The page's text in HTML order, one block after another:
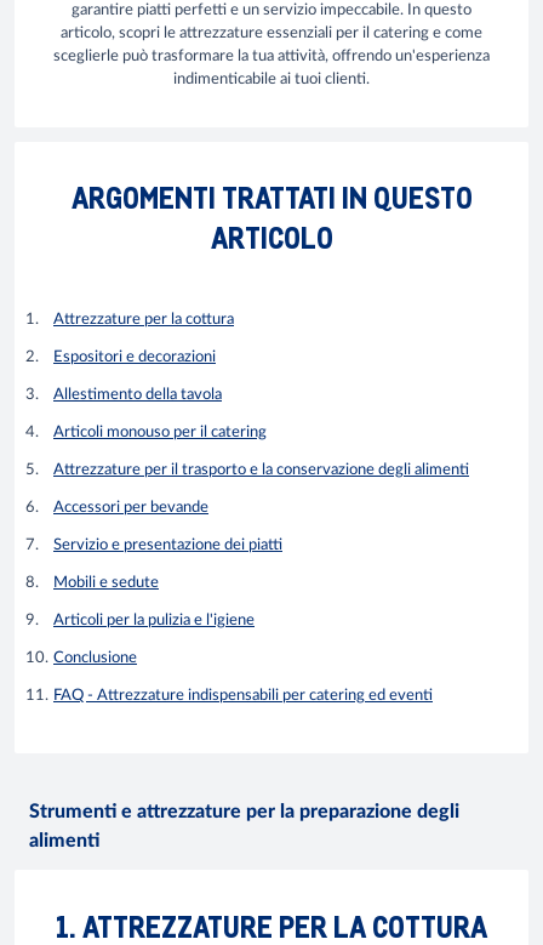
garantire piatti perfetti e un servizio impeccabile. In questo
articolo, scopri le attrezzature essenziali per il catering e come
sceglierle può trasformare la tua attività, offrendo un'esperienza
indimenticabile ai tuoi clienti.
ARGOMENTI TRATTATI IN QUESTO
ARTICOLO
Attrezzature per la cottura
Espositori e decorazioni
Allestimento della tavola
Articoli monouso per il catering
Attrezzature per il trasporto e la conservazione degli alimenti
Accessori per bevande
Servizio e presentazione dei piatti
Mobili e sedute
Articoli per la pulizia e l'igiene
Conclusione
FAQ - Attrezzature indispensabili per catering ed eventi
Strumenti e attrezzature per la preparazione degli
alimenti
1. ATTREZZATURE PER LA COTTURA